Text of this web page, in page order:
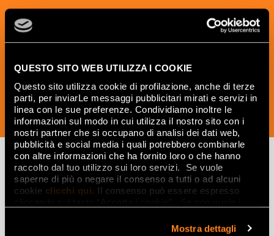
QUESTO SITO WEB UTILIZZA I COOKIE
Questo sito utilizza cookie di profilazione, anche di terze
parti, per inviarLe messaggi pubblicitari mirati e servizi in
linea con le sue preferenze. Condividiamo inoltre le
informazioni sul modo in cui utilizza il nostro sito con i
nostri partner che si occupano di analisi dei dati web,
pubblicità e social media i quali potrebbero combinarle
con altre informazioni che ha fornito loro o che hanno
raccolto dal tuo utilizzo sui loro servizi. Se vuole
saperne di più o negare il consenso a tutti o ad alcuni
cookie clicchi qui. Il consenso può essere espresso
Mostra dettagli
Sign up to our newsletter to receive
news, updates and ideas creatives from
the world of ceramics and interior
design.
SUBSCRIBE NOW
Lasciati
ispirare